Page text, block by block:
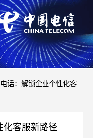
话：解锁企业个性化客
化客服新路径